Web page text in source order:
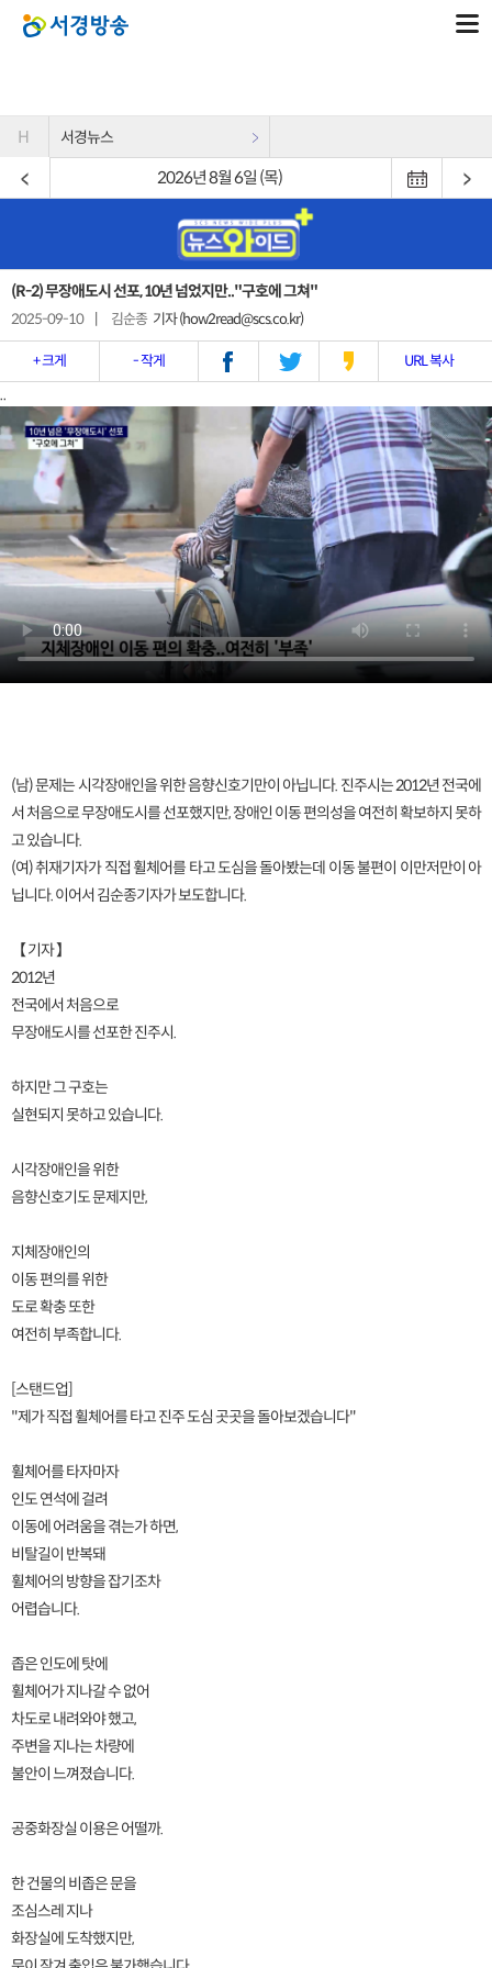
H 서경뉴스
2026년 8월 6일 (목)
(R-2) 무장애도시 선포, 10년 넘었지만.."구호에 그쳐"
2025-09-10 김순종 기자 (how2read@scs.co.kr)
+ 크게 - 작게 URL 복사
..
(남) 문제는 시각장애인을 위한 음향신호기만이 아닙니다. 진주시는 2012년 전국에
서 처음으로 무장애도시를 선포했지만, 장애인 이동 편의성을 여전히 확보하지 못하
고 있습니다.
(여) 취재기자가 직접 휠체어를 타고 도심을 돌아봤는데 이동 불편이 이만저만이 아
닙니다. 이어서 김순종기자가 보도합니다.
【 기자 】
2012년
전국에서 처음으로
무장애도시를 선포한 진주시.
하지만 그 구호는
실현되지 못하고 있습니다.
시각장애인을 위한
음향신호기도 문제지만,
지체장애인의
이동 편의를 위한
도로 확충 또한
여전히 부족합니다.
[스탠드업]
"제가 직접 휠체어를 타고 진주 도심 곳곳을 돌아보겠습니다"
휠체어를 타자마자
인도 연석에 걸려
이동에 어려움을 겪는가 하면,
비탈길이 반복돼
휠체어의 방향을 잡기조차
어렵습니다.
좁은 인도에 탓에
휠체어가 지나갈 수 없어
차도로 내려와야 했고,
주변을 지나는 차량에
불안이 느껴졌습니다.
공중화장실 이용은 어떨까.
한 건물의 비좁은 문을
조심스레 지나
화장실에 도착했지만,